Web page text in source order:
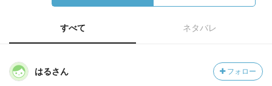
すべて ネタバレ
はるさん フォロー